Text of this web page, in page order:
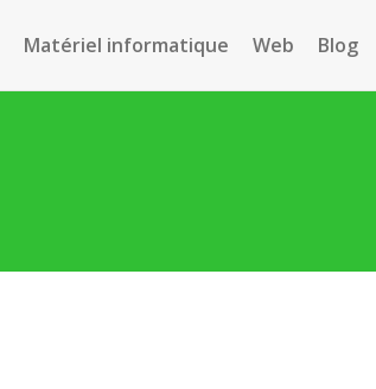
Matériel informatique Web Blog